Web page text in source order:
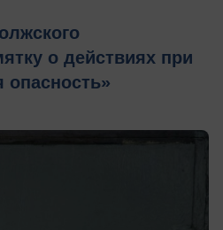
о действиях при
опасность»